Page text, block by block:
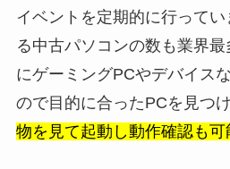
イベントを定期的に行って
る中古パソコンの数も業界
にゲーミングPCやデバイス
ので目的に合ったPCを見つけ
物を見て起動し動作確認も